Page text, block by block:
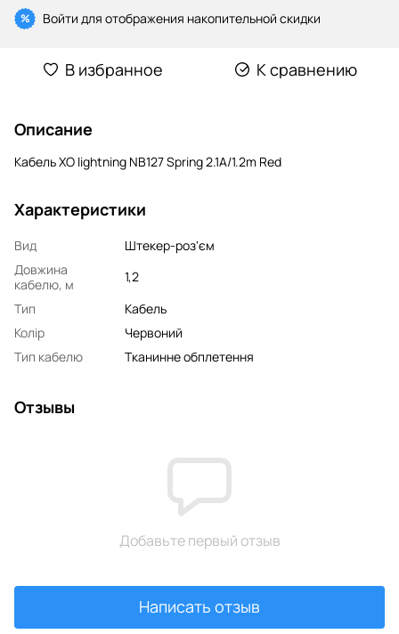
% Войти для отображения накопительной скидки
В избранное К сравнению
Описание
Кабель XO lightning NB127 Spring 2.1A/1.2m Red
Характеристики
Вид
Штекер-роз'єм
Довжина
кабелю, м
1,2
Тип
Кабель
Колір
Червоний
Тип кабелю
Тканинне обплетення
Отзывы
Добавьте первый отзыв
Написать отзыв